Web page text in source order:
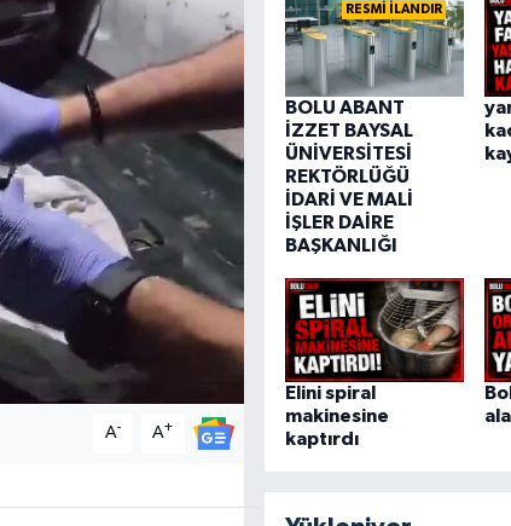
A- A+
RESMİ İLANDIR
BOLU ABANT
İZZET BAYSAL
ÜNİVERSİTESİ
REKTÖRLÜĞÜ
İDARİ VE MALİ
İŞLER DAİRE
BAŞKANLIĞI
Elini spiral
makinesine
kaptırdı